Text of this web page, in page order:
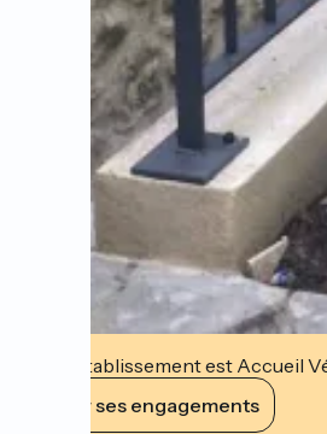
Cet établissement est Accueil
Voir ses engagements